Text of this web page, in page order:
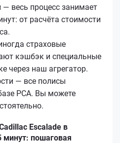
весь процесс занимает
от расчёта стоимости
страховые
кэшбэк и специальные
через наш агрегатор.
— все полисы
РСА. Вы можете
Escalade в
минут: пошаговая